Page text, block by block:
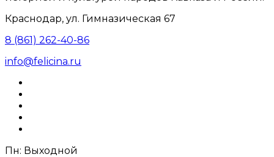
Краснодар, ул. Гимназическая 67
8 (861) 262-40-86
info@felicina.ru
Пн: Выходной